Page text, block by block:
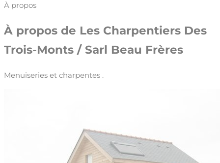
À propos
À propos de Les Charpentiers Des
Trois-Monts / Sarl Beau Frères
Menuiseries et charpentes .